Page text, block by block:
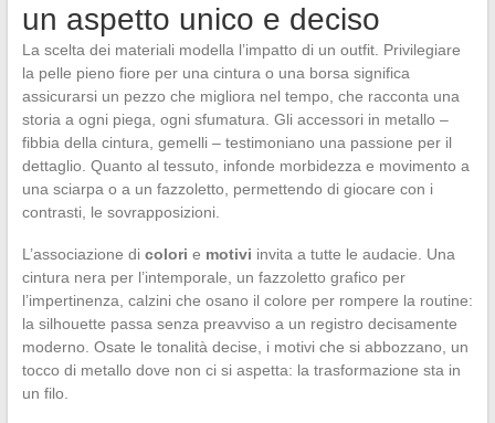
un aspetto unico e deciso
La scelta dei materiali modella l’impatto di un outfit. Privilegiare
la pelle pieno fiore per una cintura o una borsa significa
assicurarsi un pezzo che migliora nel tempo, che racconta una
storia a ogni piega, ogni sfumatura. Gli accessori in metallo –
fibbia della cintura, gemelli – testimoniano una passione per il
dettaglio. Quanto al tessuto, infonde morbidezza e movimento a
una sciarpa o a un fazzoletto, permettendo di giocare con i
contrasti, le sovrapposizioni.
L’associazione di colori e motivi invita a tutte le audacie. Una
cintura nera per l’intemporale, un fazzoletto grafico per
l’impertinenza, calzini che osano il colore per rompere la routine:
la silhouette passa senza preavviso a un registro decisamente
moderno. Osate le tonalità decise, i motivi che si abbozzano, un
tocco di metallo dove non ci si aspetta: la trasformazione sta in
un filo.